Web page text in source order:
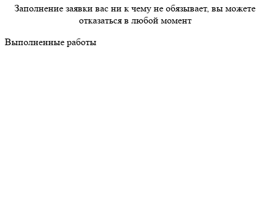
Заполнение заявки вас ни к чему не обязывает, вы можете
отказаться в любой момент
Выполненные работы